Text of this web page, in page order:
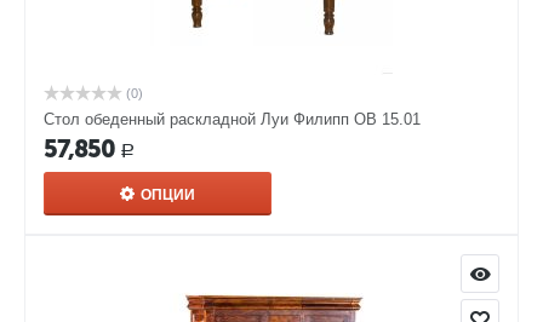
(0)
Стол обеденный раскладной Луи Филипп ОВ 15.01
57,850 Р
ОПЦИИ